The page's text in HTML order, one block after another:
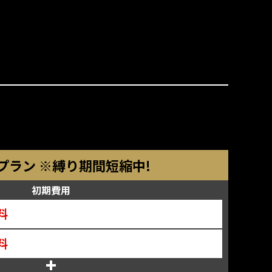
ラン ※縛り期間短縮中!
初期費用